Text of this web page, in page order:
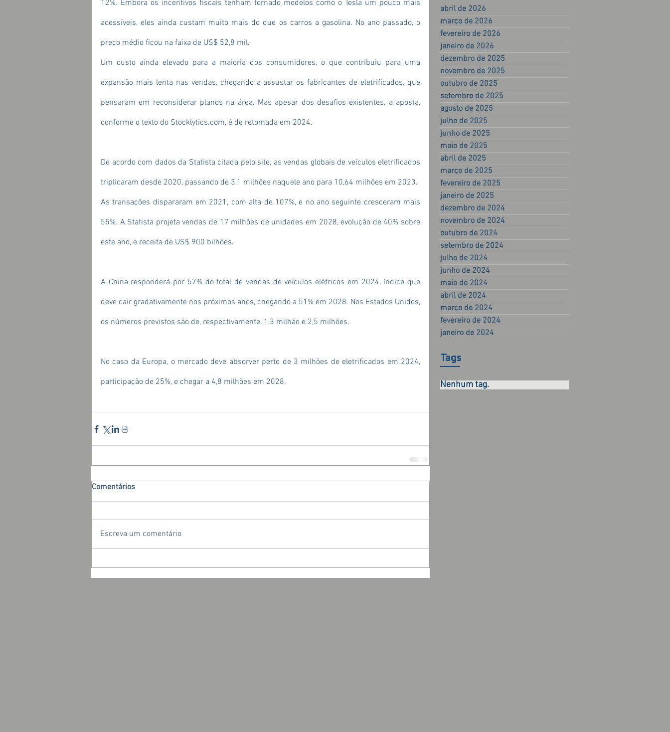
abril de 2026
março de 2026
fevereiro de 2026
janeiro de 2026
dezembro de 2025
novembro de 2025
outubro de 2025
setembro de 2025
agosto de 2025
julho de 2025
junho de 2025
maio de 2025
abril de 2025
março de 2025
fevereiro de 2025
janeiro de 2025
dezembro de 2024
novembro de 2024
outubro de 2024
setembro de 2024
julho de 2024
junho de 2024
maio de 2024
abril de 2024
março de 2024
fevereiro de 2024
janeiro de 2024
Tags
Nenhum tag.
12%. Embora os incentivos fiscais tenham tornado modelos como o Tesla um pouco mais
acessíveis, eles ainda custam muito mais do que os carros a gasolina. No ano passado, o
preço médio ficou na faixa de US$ 52,8 mil.
Um custo ainda elevado para a maioria dos consumidores, o que contribuiu para uma
expansão mais lenta nas vendas, chegando a assustar os fabricantes de eletrificados, que
pensaram em reconsiderar planos na área. Mas apesar dos desafios existentes, a aposta,
conforme o texto do Stocklytics.com, é de retomada em 2024.
De acordo com dados da Statista citada pelo site, as vendas globais de veículos eletrificados
triplicaram desde 2020, passando de 3,1 milhões naquele ano para 10,64 milhões em 2023.
As transações dispararam em 2021, com alta de 107%, e no ano seguinte cresceram mais
55%. A Statista projeta vendas de 17 milhões de unidades em 2028, evolução de 40% sobre
este ano, e receita de US$ 900 bilhões.
A China responderá por 57% do total de vendas de veículos elétricos em 2024, índice que
deve cair gradativamente nos próximos anos, chegando a 51% em 2028. Nos Estados Unidos,
os números previstos são de, respectivamente, 1,3 milhão e 2,5 milhões.
No caso da Europa, o mercado deve absorver perto de 3 milhões de eletrificados em 2024,
participação de 25%, e chegar a 4,8 milhões em 2028.
Comentários
Escreva um comentário